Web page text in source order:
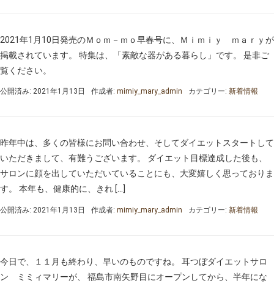
2021年1月10日発売のＭｏｍ－ｍｏ早春号に、Ｍｉｍｉｙ ｍａｒｙが
掲載されています。 特集は、「素敵な器がある暮らし」です。 是非ご
覧ください。
公開済み: 2021年1月13日 作成者: mimiy_mary_admin カテゴリー: 新着情報
昨年中は、多くの皆様にお問い合わせ、そしてダイエットスタートして
いただきまして、有難うございます。 ダイエット目標達成した後も、
サロンに顔を出していただいていることにも、大変嬉しく思っておりま
す。 本年も、健康的に、きれ […]
公開済み: 2021年1月13日 作成者: mimiy_mary_admin カテゴリー: 新着情報
今日で、１１月も終わり、早いのものですね。 耳つぼダイエットサロ
ン ミミィマリーが、 福島市南矢野目にオープンしてから、半年にな